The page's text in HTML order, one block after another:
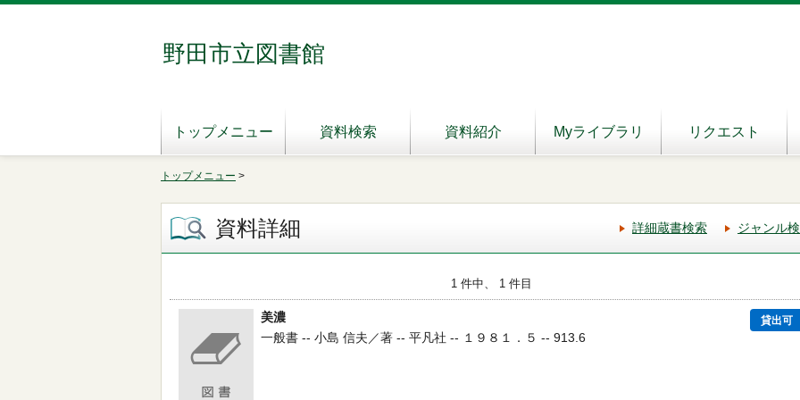
野田市立図書館
トップメニュー 資料検索 資料紹介 Myライブラリ リクエスト
トップメニュー >
資料詳細 詳細蔵書検索 ジャンル
1 件中、 1 件目
美濃 貸出可
一般書 -- 小島 信夫／著 -- 平凡社 -- １９８１．５ -- 913.6